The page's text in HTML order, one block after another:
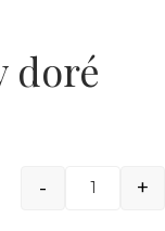
doré
- +